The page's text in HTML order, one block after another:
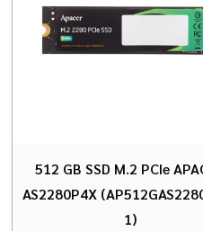
512 GB SSD M.2 PCIe
AS2280P4X
1)